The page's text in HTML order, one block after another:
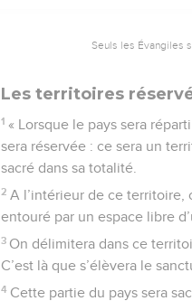
Seuls les Évangiles
Les territoires
1 « Lorsque le pays sera
sera réservée : ce sera un
sacré dans sa totalité.
2 A l’intérieur de ce territoire,
entouré par un espace libre
3 On délimitera dans ce
C’est là que s’élèvera le
4 Cette partie du pays sera